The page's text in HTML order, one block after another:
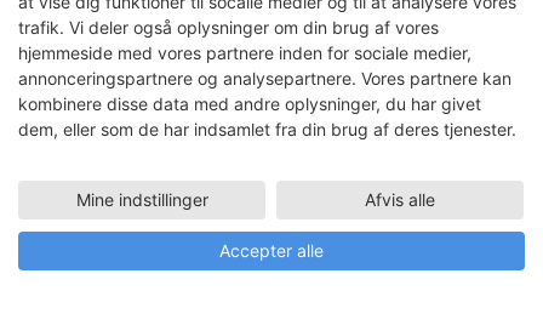
Products Were Well Designed,
Joy and Harmony Would
Emerge Eternally Triumphant
Anders Ruhwald arbejdede i 2006 på
Kunst og Håndværk. Kunstneren skulle
forberede en udstilling i Druppel og
Køppe Gallery, og værkerne blev realiseret
igennem det flere måneder lange ophold.
trafik. Vi deler også oplysninger om din brug af vores
hjemmeside med vores partnere inden for sociale medier,
annonceringspartnere og analysepartnere. Vores partnere kan
kombinere disse data med andre oplysninger, du har givet
dem, eller som de har indsamlet fra din brug af deres tjenester.
Mine indstillinger Afvis alle
Accepter alle